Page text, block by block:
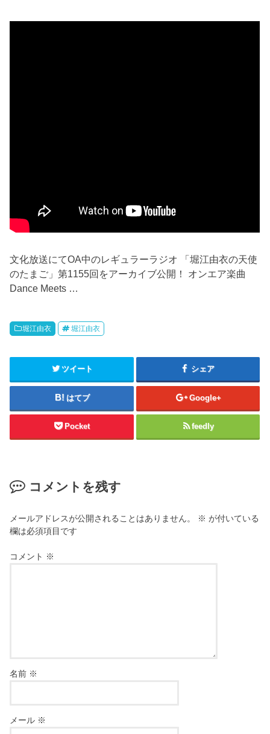
文化放送にてOA中のレギュラーラジオ 「堀江由衣の天使
のたまご」第1155回をアーカイブ公開！ オンエア楽曲
Dance Meets …
堀江由衣 堀江由衣
ツイート シェア
はてブ Google+
Pocket feedly
コメントを残す
メールアドレスが公開されることはありません。 ※ が付いている
欄は必須項目です
コメント ※
名前 ※
メール ※